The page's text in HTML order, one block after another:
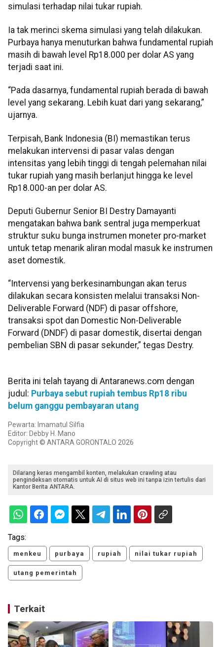
simulasi terhadap nilai tukar rupiah.
Ia tak merinci skema simulasi yang telah dilakukan.
Purbaya hanya menuturkan bahwa fundamental rupiah
masih di bawah level Rp18.000 per dolar AS yang
terjadi saat ini.
“Pada dasarnya, fundamental rupiah berada di bawah
level yang sekarang. Lebih kuat dari yang sekarang,”
ujarnya.
Terpisah, Bank Indonesia (BI) memastikan terus
melakukan intervensi di pasar valas dengan
intensitas yang lebih tinggi di tengah pelemahan nilai
tukar rupiah yang masih berlanjut hingga ke level
Rp18.000-an per dolar AS.
Deputi Gubernur Senior BI Destry Damayanti
mengatakan bahwa bank sentral juga memperkuat
struktur suku bunga instrumen moneter pro-market
untuk tetap menarik aliran modal masuk ke instrumen
aset domestik.
“Intervensi yang berkesinambungan akan terus
dilakukan secara konsisten melalui transaksi Non-
Deliverable Forward (NDF) di pasar offshore,
transaksi spot dan Domestic Non-Deliverable
Forward (DNDF) di pasar domestik, disertai dengan
pembelian SBN di pasar sekunder,” tegas Destry.
Berita ini telah tayang di Antaranews.com dengan
judul: Purbaya sebut rupiah tembus Rp18 ribu
belum ganggu pembayaran utang
Pewarta: Imamatul Silfia
Editor: Debby H. Mano
Copyright © ANTARA GORONTALO 2026
Dilarang keras mengambil konten, melakukan crawling atau
pengindeksan otomatis untuk AI di situs web ini tanpa izin tertulis dari
Kantor Berita ANTARA.
Tags:
menkeu purbaya rupiah nilai tukar rupiah
utang pemerintah
Terkait